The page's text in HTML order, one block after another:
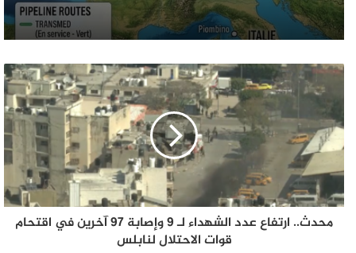
محدث.. ارتفاع عدد الشهداء لـ 9 وإصابة 97 آخرين في اقتحام
قوات الاحتلال لنابلس